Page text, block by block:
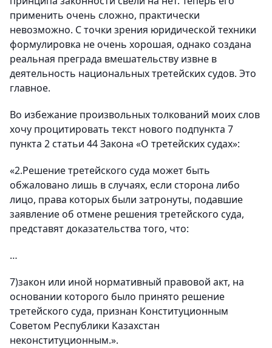
применить очень сложно, практически
невозможно. С точки зрения юридической техники
формулировка не очень хорошая, однако создана
реальная преграда вмешательству извне в
деятельность национальных третейских судов. Это
главное.
Во избежание произвольных толкований моих слов
хочу процитировать текст нового подпункта 7
пункта 2 статьи 44 Закона «О третейских судах»:
«2.Решение третейского суда может быть
обжаловано лишь в случаях, если сторона либо
лицо, права которых были затронуты, подавшие
заявление об отмене решения третейского суда,
представят доказательства того, что:
…
7)закон или иной нормативный правовой акт, на
основании которого было принято решение
третейского суда, признан Конституционным
Советом Республики Казахстан
неконституционным.».